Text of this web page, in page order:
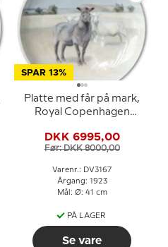
SPAR 13%
Platte med får på mark,
Royal Copenhagen
GR. 1923 (Gotfred Rode)
DKK 6995,00
Før: DKK 8000,00
Varenr.: DV3167
Årgang: 1923
Mål: Ø: 41 cm
PÅ LAGER
Se vare